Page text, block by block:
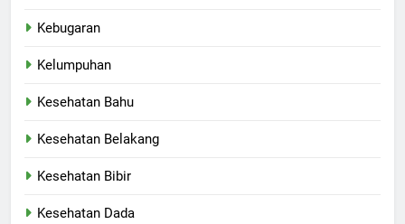
Kebugaran
Kelumpuhan
Kesehatan Bahu
Kesehatan Belakang
Kesehatan Bibir
Kesehatan Dada